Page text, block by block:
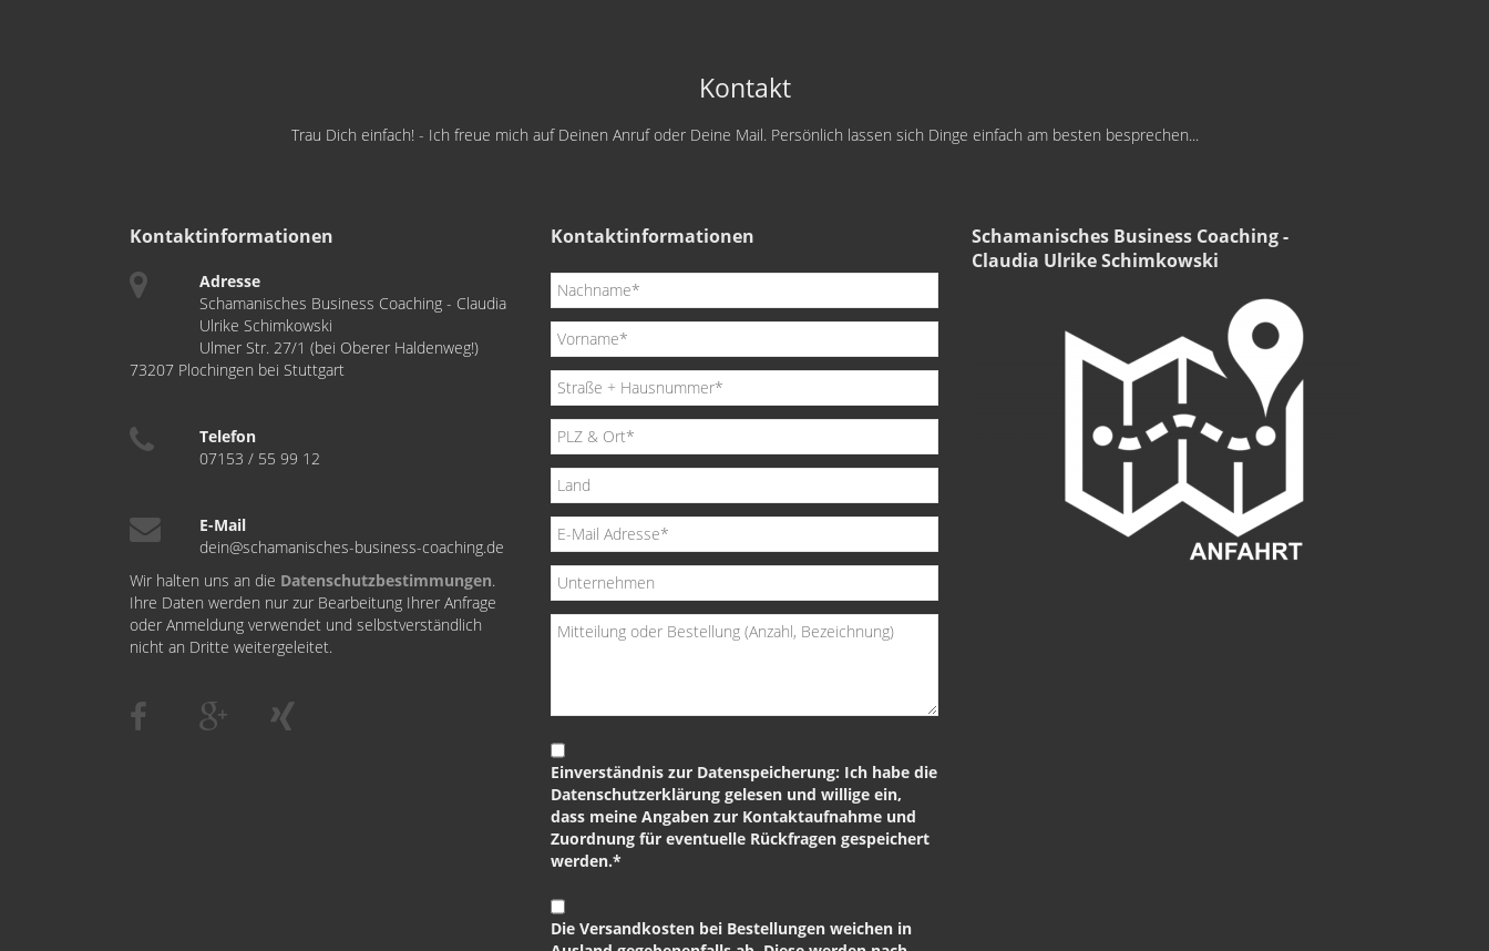
Kontakt
Trau Dich einfach! - Ich freue mich auf Deinen Anruf oder Deine Mail. Persönlich lassen sich Dinge einfach am besten besprechen...
Kontaktinformationen
Adresse
Schamanisches Business Coaching - Claudia
Ulrike Schimkowski
Ulmer Str. 27/1 (bei Oberer Haldenweg!)
73207 Plochingen bei Stuttgart
Telefon
07153 / 55 99 12
E-Mail
dein@schamanisches-business-coaching.de
Wir halten uns an die Datenschutzbestimmungen.
Ihre Daten werden nur zur Bearbeitung Ihrer Anfrage
oder Anmeldung verwendet und selbstverständlich
nicht an Dritte weitergeleitet.
Kontaktinformationen
Einverständnis zur Datenspeicherung: Ich habe die
Datenschutzerklärung gelesen und willige ein,
dass meine Angaben zur Kontaktaufnahme und
Zuordnung für eventuelle Rückfragen gespeichert
werden.*
Die Versandkosten bei Bestellungen weichen in
Schamanisches Business Coaching -
Claudia Ulrike Schimkowski